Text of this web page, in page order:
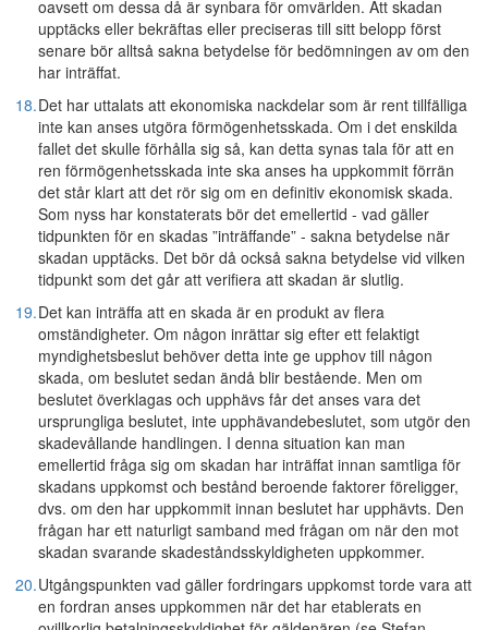
oavsett om dessa då är synbara för omvärlden. Att skadan
upptäcks eller bekräftas eller preciseras till sitt belopp först
senare bör alltså sakna betydelse för bedömningen av om den
har inträffat.
18.Det har uttalats att ekonomiska nackdelar som är rent tillfälliga
inte kan anses utgöra förmögenhetsskada. Om i det enskilda
fallet det skulle förhålla sig så, kan detta synas tala för att en
ren förmögenhetsskada inte ska anses ha uppkommit förrän
det står klart att det rör sig om en definitiv ekonomisk skada.
Som nyss har konstaterats bör det emellertid - vad gäller
tidpunkten för en skadas ”inträffande” - sakna betydelse när
skadan upptäcks. Det bör då också sakna betydelse vid vilken
tidpunkt som det går att verifiera att skadan är slutlig.
19.Det kan inträffa att en skada är en produkt av flera
omständigheter. Om någon inrättar sig efter ett felaktigt
myndighetsbeslut behöver detta inte ge upphov till någon
skada, om beslutet sedan ändå blir bestående. Men om
beslutet överklagas och upphävs får det anses vara det
ursprungliga beslutet, inte upphävandebeslutet, som utgör den
skadevållande handlingen. I denna situation kan man
emellertid fråga sig om skadan har inträffat innan samtliga för
skadans uppkomst och bestånd beroende faktorer föreligger,
dvs. om den har uppkommit innan beslutet har upphävts. Den
frågan har ett naturligt samband med frågan om när den mot
skadan svarande skadeståndsskyldigheten uppkommer.
20.Utgångspunkten vad gäller fordringars uppkomst torde vara att
en fordran anses uppkommen när det har etablerats en